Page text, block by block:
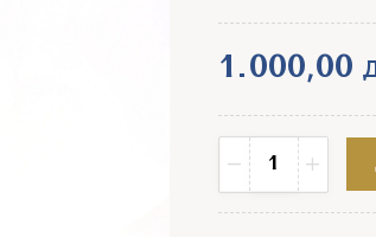
1.000,00
−
Значење имена
+